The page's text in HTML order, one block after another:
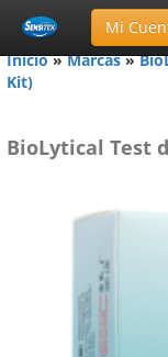
Mi
Inicio»Marcas»
Kit)
BioLytical Test